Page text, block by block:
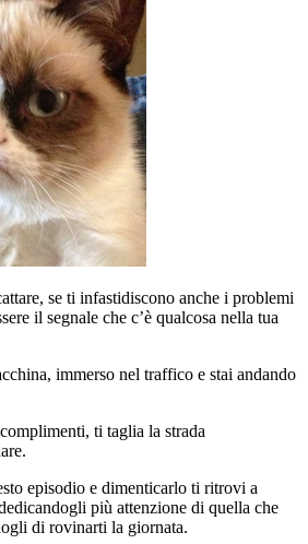
se ti infastidiscono anche i problemi
il segnale che c’è qualcosa nella tua
immerso nel traffico e stai andando
ti taglia la strada
episodio e dimenticarlo ti ritrovi a
più attenzione di quella che
di rovinarti la giornata.